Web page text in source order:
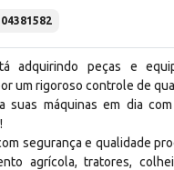
adquirindo peças e
um rigoroso controle de
suas máquinas em dia
segurança e qualidade
agrícola, tratores,